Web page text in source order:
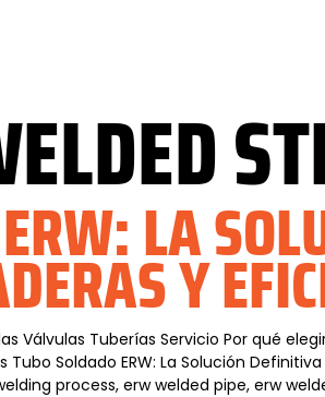
LA
Y
Válvulas Tuberías Servicio Por qué
Soldado ERW: La Solución
process, erw welded pipe, erw